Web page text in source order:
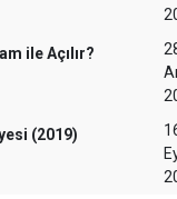
ile Açılır?
(2019)